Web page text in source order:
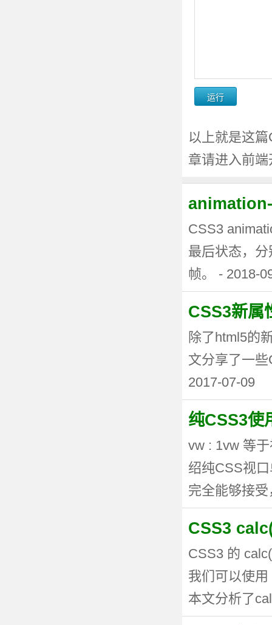
以上就是这
章请进入前
CSS3
最后状态，
帧。 - 2018-
CSS3新属
除了html5的
文分享了一
2017-07-09
纯CSS3使
vw : 1vw 等
绍纯CSS视
完全能够接
CSS3
CSS3 的
我们可以使
本文分析了